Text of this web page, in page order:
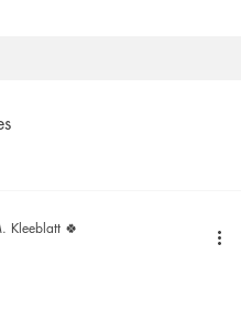
Kleeblatt 🍀